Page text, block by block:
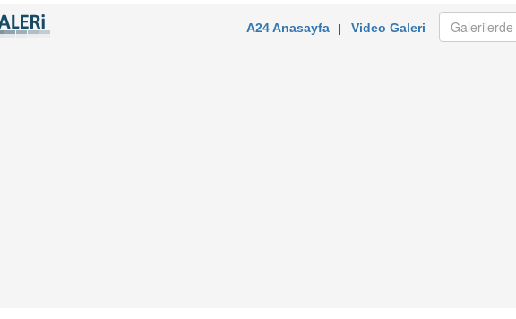
A24 Anasayfa| Video Galeri